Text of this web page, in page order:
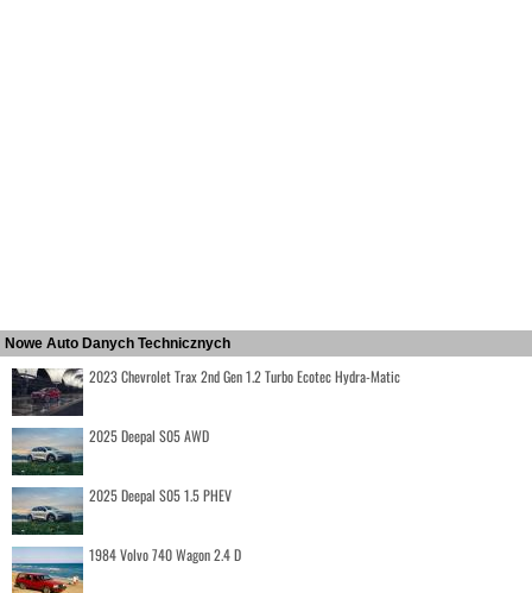
Nowe Auto Danych Technicznych
2023 Chevrolet Trax 2nd Gen 1.2 Turbo Ecotec Hydra-Matic
2025 Deepal S05 AWD
2025 Deepal S05 1.5 PHEV
1984 Volvo 740 Wagon 2.4 D